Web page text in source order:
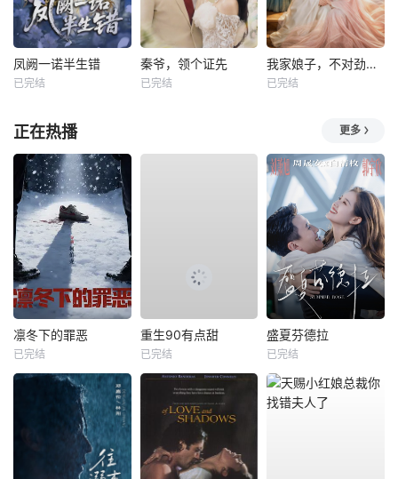
凤阙一诺半生错
已完结
秦爷，领个证先
已完结
我家娘子，不对劲第四季
已完结
正在热播 更多
凛冬下的罪恶
已完结
重生90有点甜
已完结
盛夏芬德拉
已完结